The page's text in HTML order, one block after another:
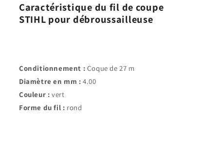
Caractéristique du fil de coupe
STIHL pour débroussailleuse
Conditionnement : Coque de 27 m
Diamètre en mm :4.00
Couleur : vert
Forme du fil : rond